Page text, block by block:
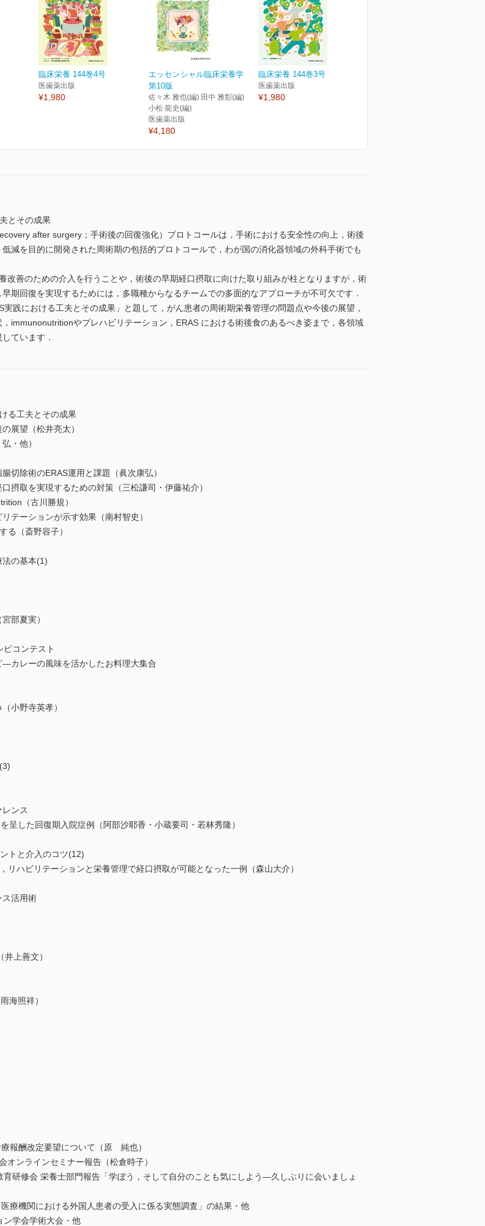
臨床栄養 144巻4号
医歯薬出版
¥1,980
エッセンシャル臨床栄養学
第10版
佐々木 雅也(編) 田中 雅彰(編)
小松 龍史(編)
医歯薬出版
¥4,180
臨床栄養 144巻3号
医歯薬出版
¥1,980
とその成果
after surgery；手術後の回復強化）プロトコールは，手術における安全性の向上，術後
減を目的に開発された周術期の包括的プロトコールで，わが国の消化器領域の外科手術でも
改善のための介入を行うことや，術後の早期経口摂取に向けた取り組みが柱となりますが，術
期回復を実現するためには，多職種からなるチームでの多面的なアプローチが不可欠です．
践における工夫とその成果」と題して，がん患者の周術期栄養管理の問題点や今後の展望，
immunonutritionやプレハビリテーション，ERAS における術後食のあるべき姿まで，各領域
ています．
る工夫とその成果
展望（松井亮太）
・他）
除術のERAS運用と課題（眞次康弘）
取を実現するための対策（三松謙司・伊藤祐介）
（古川勝規）
テーションが示す効果（南村智史）
る（斎野容子）
の基本(1)
部夏実）
コンテスト
レーの風味を活かしたお料理大集合
小野寺英孝）
ンス
した回復期入院症例（阿部沙耶香・小蔵要司・若林秀隆）
トと介入のコツ(12)
ハビリテーションと栄養管理で経口摂取が可能となった一例（森山大介）
活用術
上善文）
海照祥）
報酬改定要望について（原 純也）
ンラインセミナー報告（松倉時子）
研修会 栄養士部門報告「学ぼう，そして自分のことも気にしよう―久しぶりに会いましょ
機関における外国人患者の受入に係る実態調査」の結果・他
学会学術大会・他